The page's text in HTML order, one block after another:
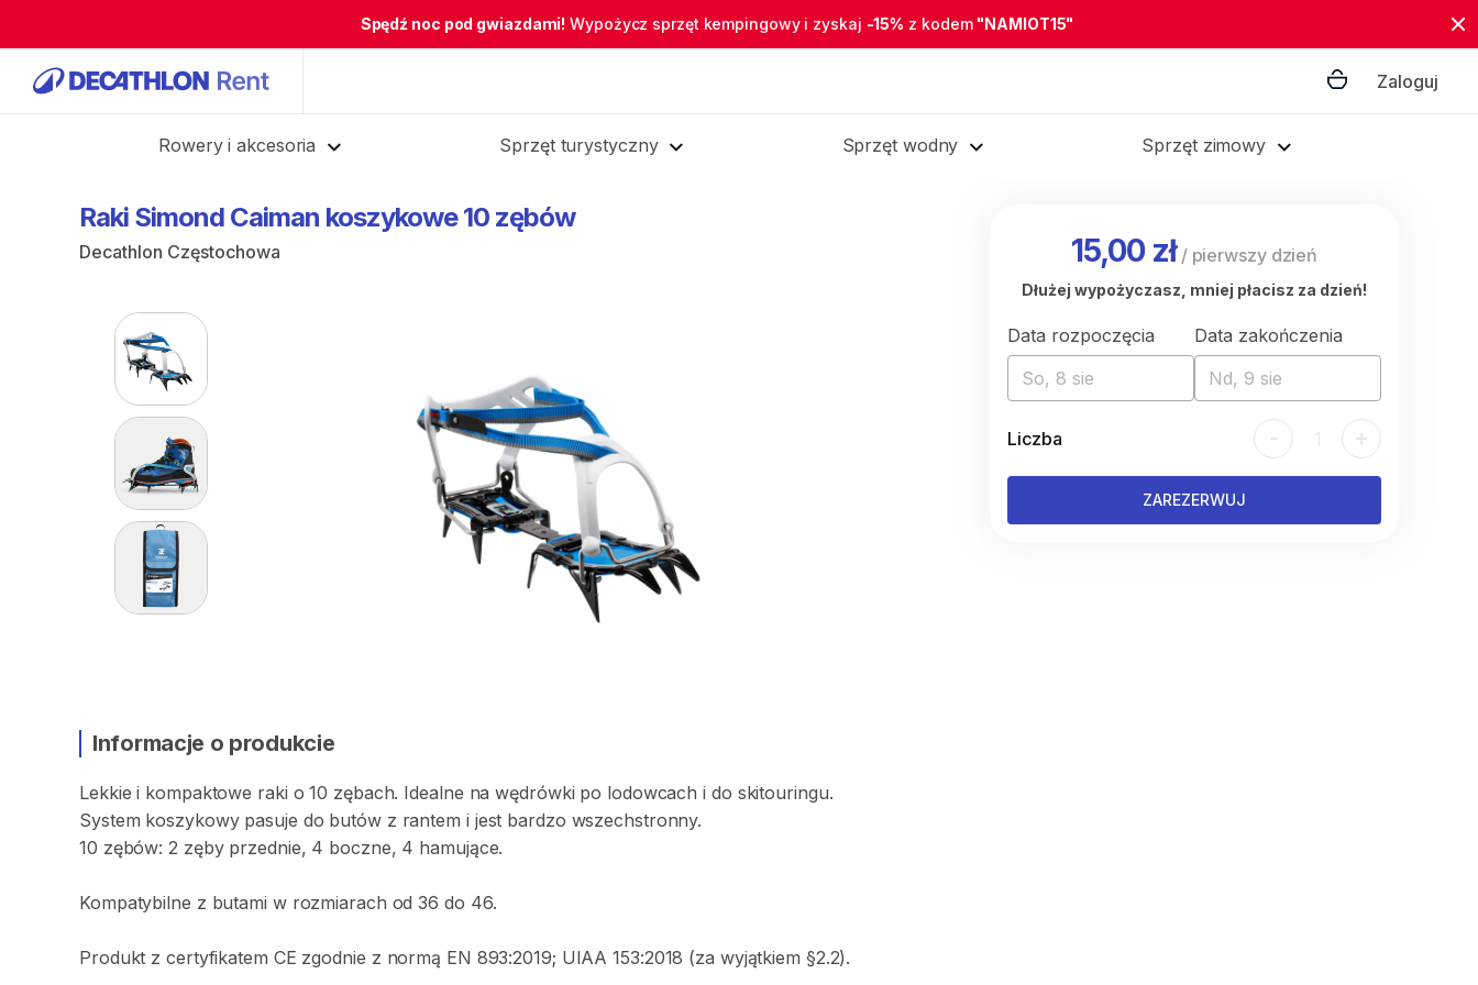
Spędź noc pod gwiazdami! Wypożycz sprzęt kempingowy i zyskaj -15% z kodem "NAMIOT15"
Zaloguj
Rowery i akcesoria Sprzęt turystyczny Sprzęt wodny Sprzęt zimowy
Raki Simond Caiman koszykowe 10 zębów
Decathlon Częstochowa
Informacje o produkcie
Lekkie i kompaktowe raki o 10 zębach. Idealne na wędrówki po lodowcach i do skitouringu.
System koszykowy pasuje do butów z rantem i jest bardzo wszechstronny.
10 zębów: 2 zęby przednie​,​ 4 boczne​,​ 4 hamujące.
Kompatybilne z butami w rozmiarach od 36 do 46.
Produkt z certyfikatem CE zgodnie z normą EN 893:2019; UIAA 153:2018 (za wyjątkiem §2.2).
15,00 zł/ pierwszy dzień
Dłużej wypożyczasz, mniej płacisz za dzień!
Data rozpoczęcia
So, 8 sie
Data zakończenia
Nd, 9 sie
Liczba - 1 +
ZAREZERWUJ